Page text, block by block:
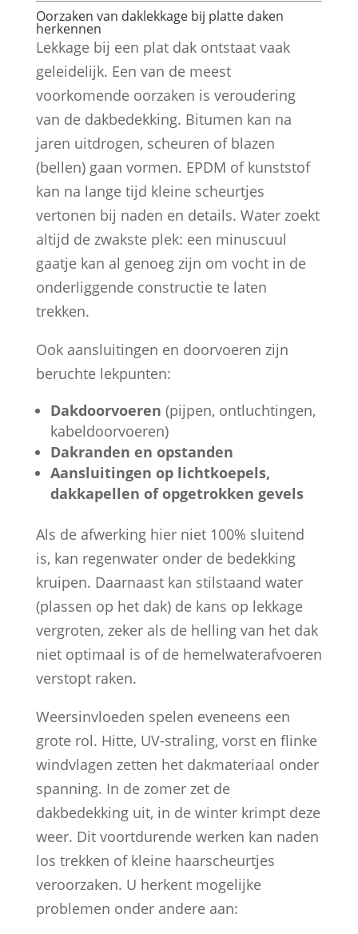
Oorzaken van daklekkage bij platte daken
herkennen
Lekkage bij een plat dak ontstaat vaak
geleidelijk. Een van de meest
voorkomende oorzaken is veroudering
van de dakbedekking. Bitumen kan na
jaren uitdrogen, scheuren of blazen
(bellen) gaan vormen. EPDM of kunststof
kan na lange tijd kleine scheurtjes
vertonen bij naden en details. Water zoekt
altijd de zwakste plek: een minuscuul
gaatje kan al genoeg zijn om vocht in de
onderliggende constructie te laten
trekken.
Ook aansluitingen en doorvoeren zijn
beruchte lekpunten:
Dakdoorvoeren (pijpen, ontluchtingen,
kabeldoorvoeren)
Dakranden en opstanden
Aansluitingen op lichtkoepels,
dakkapellen of opgetrokken gevels
Als de afwerking hier niet 100% sluitend
is, kan regenwater onder de bedekking
kruipen. Daarnaast kan stilstaand water
(plassen op het dak) de kans op lekkage
vergroten, zeker als de helling van het dak
niet optimaal is of de hemelwaterafvoeren
verstopt raken.
Weersinvloeden spelen eveneens een
grote rol. Hitte, UV-straling, vorst en flinke
windvlagen zetten het dakmateriaal onder
spanning. In de zomer zet de
dakbedekking uit, in de winter krimpt deze
weer. Dit voortdurende werken kan naden
los trekken of kleine haarscheurtjes
veroorzaken. U herkent mogelijke
problemen onder andere aan: